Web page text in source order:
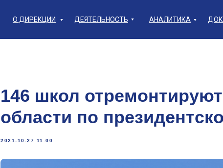
О ДИРЕКЦИИ ДЕЯТЕЛЬНОСТЬ АНАЛИТИКА
146 школ
области по
2021-10-27 11:00